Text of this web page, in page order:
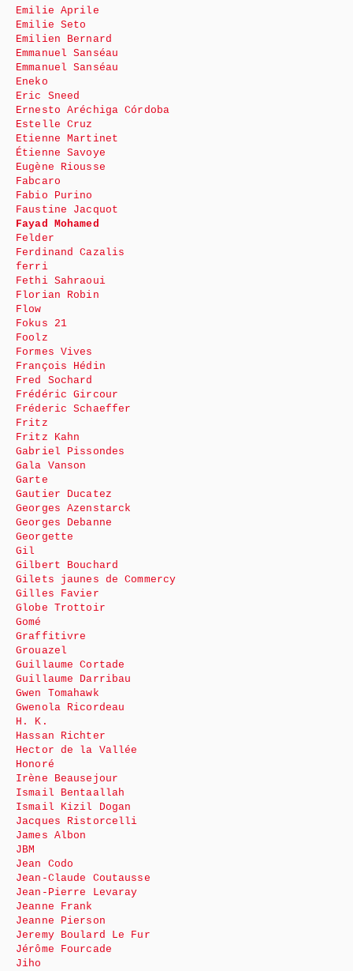
Emilie Aprile
Emilie Seto
Emilien Bernard
Emmanuel Sanséau
Emmanuel Sanséau
Eneko
Eric Sneed
Ernesto Aréchiga Córdoba
Estelle Cruz
Etienne Martinet
Étienne Savoye
Eugène Riousse
Fabcaro
Fabio Purino
Faustine Jacquot
Fayad Mohamed
Felder
Ferdinand Cazalis
ferri
Fethi Sahraoui
Florian Robin
Flow
Fokus 21
Foolz
Formes Vives
François Hédin
Fred Sochard
Frédéric Gircour
Fréderic Schaeffer
Fritz
Fritz Kahn
Gabriel Pissondes
Gala Vanson
Garte
Gautier Ducatez
Georges Azenstarck
Georges Debanne
Georgette
Gil
Gilbert Bouchard
Gilets jaunes de Commercy
Gilles Favier
Globe Trottoir
Gomé
Graffitivre
Grouazel
Guillaume Cortade
Guillaume Darribau
Gwen Tomahawk
Gwenola Ricordeau
H. K.
Hassan Richter
Hector de la Vallée
Honoré
Irène Beausejour
Ismail Bentaallah
Ismail Kizil Dogan
Jacques Ristorcelli
James Albon
JBM
Jean Codo
Jean-Claude Coutausse
Jean-Pierre Levaray
Jeanne Frank
Jeanne Pierson
Jeremy Boulard Le Fur
Jérôme Fourcade
Jiho